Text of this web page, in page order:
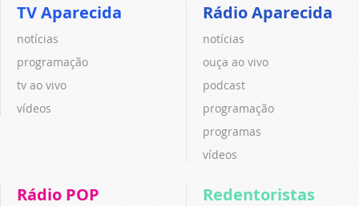
TV Aparecida
notícias
programação
tv ao vivo
vídeos
Rádio Aparecida
notícias
ouça ao vivo
podcast
programação
programas
vídeos
Rádio POP Redentoristas